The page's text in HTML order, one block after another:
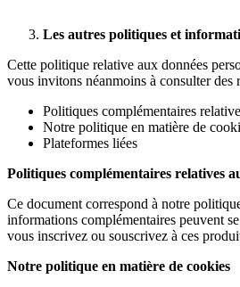
Les autres politiques et
Cette politique relative aux données
vous invitons néanmoins à consulter des
Politiques complémentaires
Notre politique en matière de
Plateformes liées
Politiques complémentaires relatives
Ce document correspond à notre
informations complémentaires peuvent
vous inscrivez ou souscrivez à ces
Notre politique en matière de cookies